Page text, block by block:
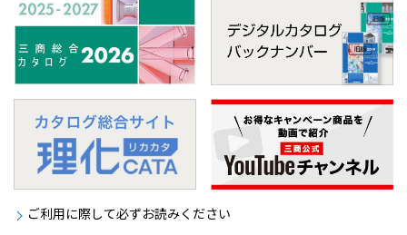
ご利用に際して必ずお読みください